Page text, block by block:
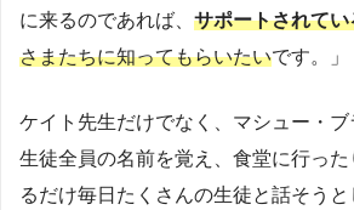
に来るのであれば、 サポートされてい
さまたちに知ってもらいたいです。」
ケイト先生だけでなく、マシュー・ブ
生徒全員の名前を覚え、食堂に行っ
るだけ毎日たくさんの生徒と話そう